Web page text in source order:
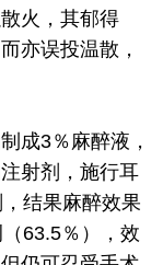
火，其郁得
亦误投温散，
成3％麻醉液，
射剂，施行耳
结果麻醉效果
63.5％），效